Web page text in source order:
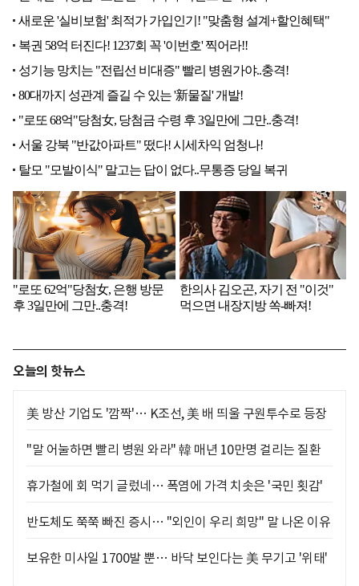
오늘의 핫뉴스
美 방산 기업도 '깜짝'… K조선, 美 배 띄울 구원투수로 등장
"말 어눌하면 빨리 병원 와라" 韓 매년 10만명 걸리는 질환
휴가철에 회 먹기 글렀네… 폭염에 가격 치솟은 '국민 횟감'
반도체도 쭉쭉 빠진 증시… "외인이 우리 희망" 말 나온 이유
보유한 미사일 1700발 뿐… 바닥 보인다는 美 무기고 '위태'